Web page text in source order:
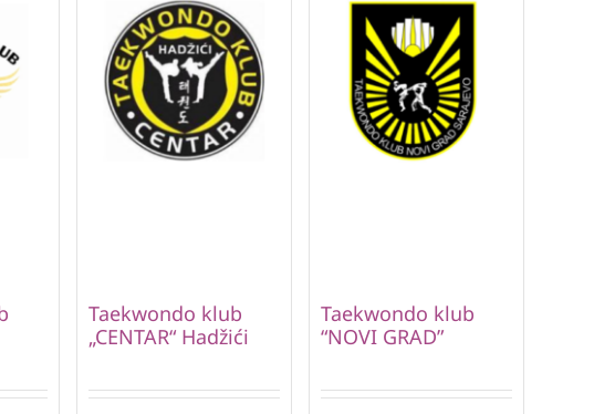
Taekwondo klub
„CENTAR“ Hadžići
Taekwondo klub
“NOVI GRAD”